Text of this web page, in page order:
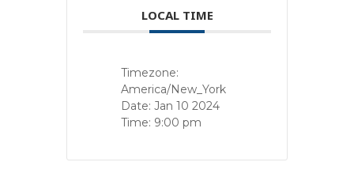
LOCAL TIME
Timezone:
America/New_York
Date: Jan 10 2024
Time: 9:00 pm